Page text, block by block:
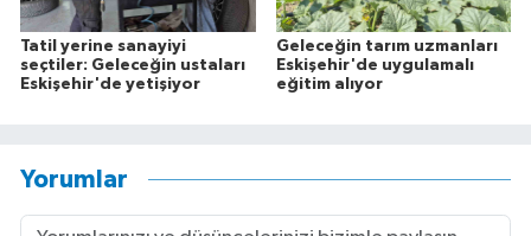
Tatil yerine sanayiyi
seçtiler: Geleceğin ustaları
Eskişehir'de yetişiyor
Geleceğin tarım uzmanları
Eskişehir'de uygulamalı
eğitim alıyor
Yorumlar